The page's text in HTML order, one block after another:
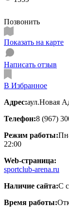
Позвонить
Показать на карте
Написать отзыв
В Избранное
Адрес:аул.Новая
Телефон:8 (967)
Режим работы:
22:00
Web-страница:
sportclub-arena.ru
Наличие сайта:С
Время работы: